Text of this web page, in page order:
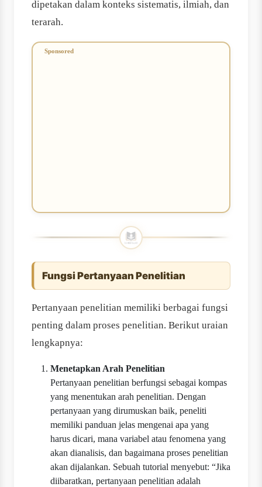
dipetakan dalam konteks sistematis, ilmiah, dan
terarah.
Fungsi Pertanyaan Penelitian
Pertanyaan penelitian memiliki berbagai fungsi
penting dalam proses penelitian. Berikut uraian
lengkapnya:
Menetapkan Arah Penelitian
Pertanyaan penelitian berfungsi sebagai kompas
yang menentukan arah penelitian. Dengan
pertanyaan yang dirumuskan baik, peneliti
memiliki panduan jelas mengenai apa yang
harus dicari, mana variabel atau fenomena yang
akan dianalisis, dan bagaimana proses penelitian
akan dijalankan. Sebuah tutorial menyebut: “Jika
diibaratkan, pertanyaan penelitian adalah